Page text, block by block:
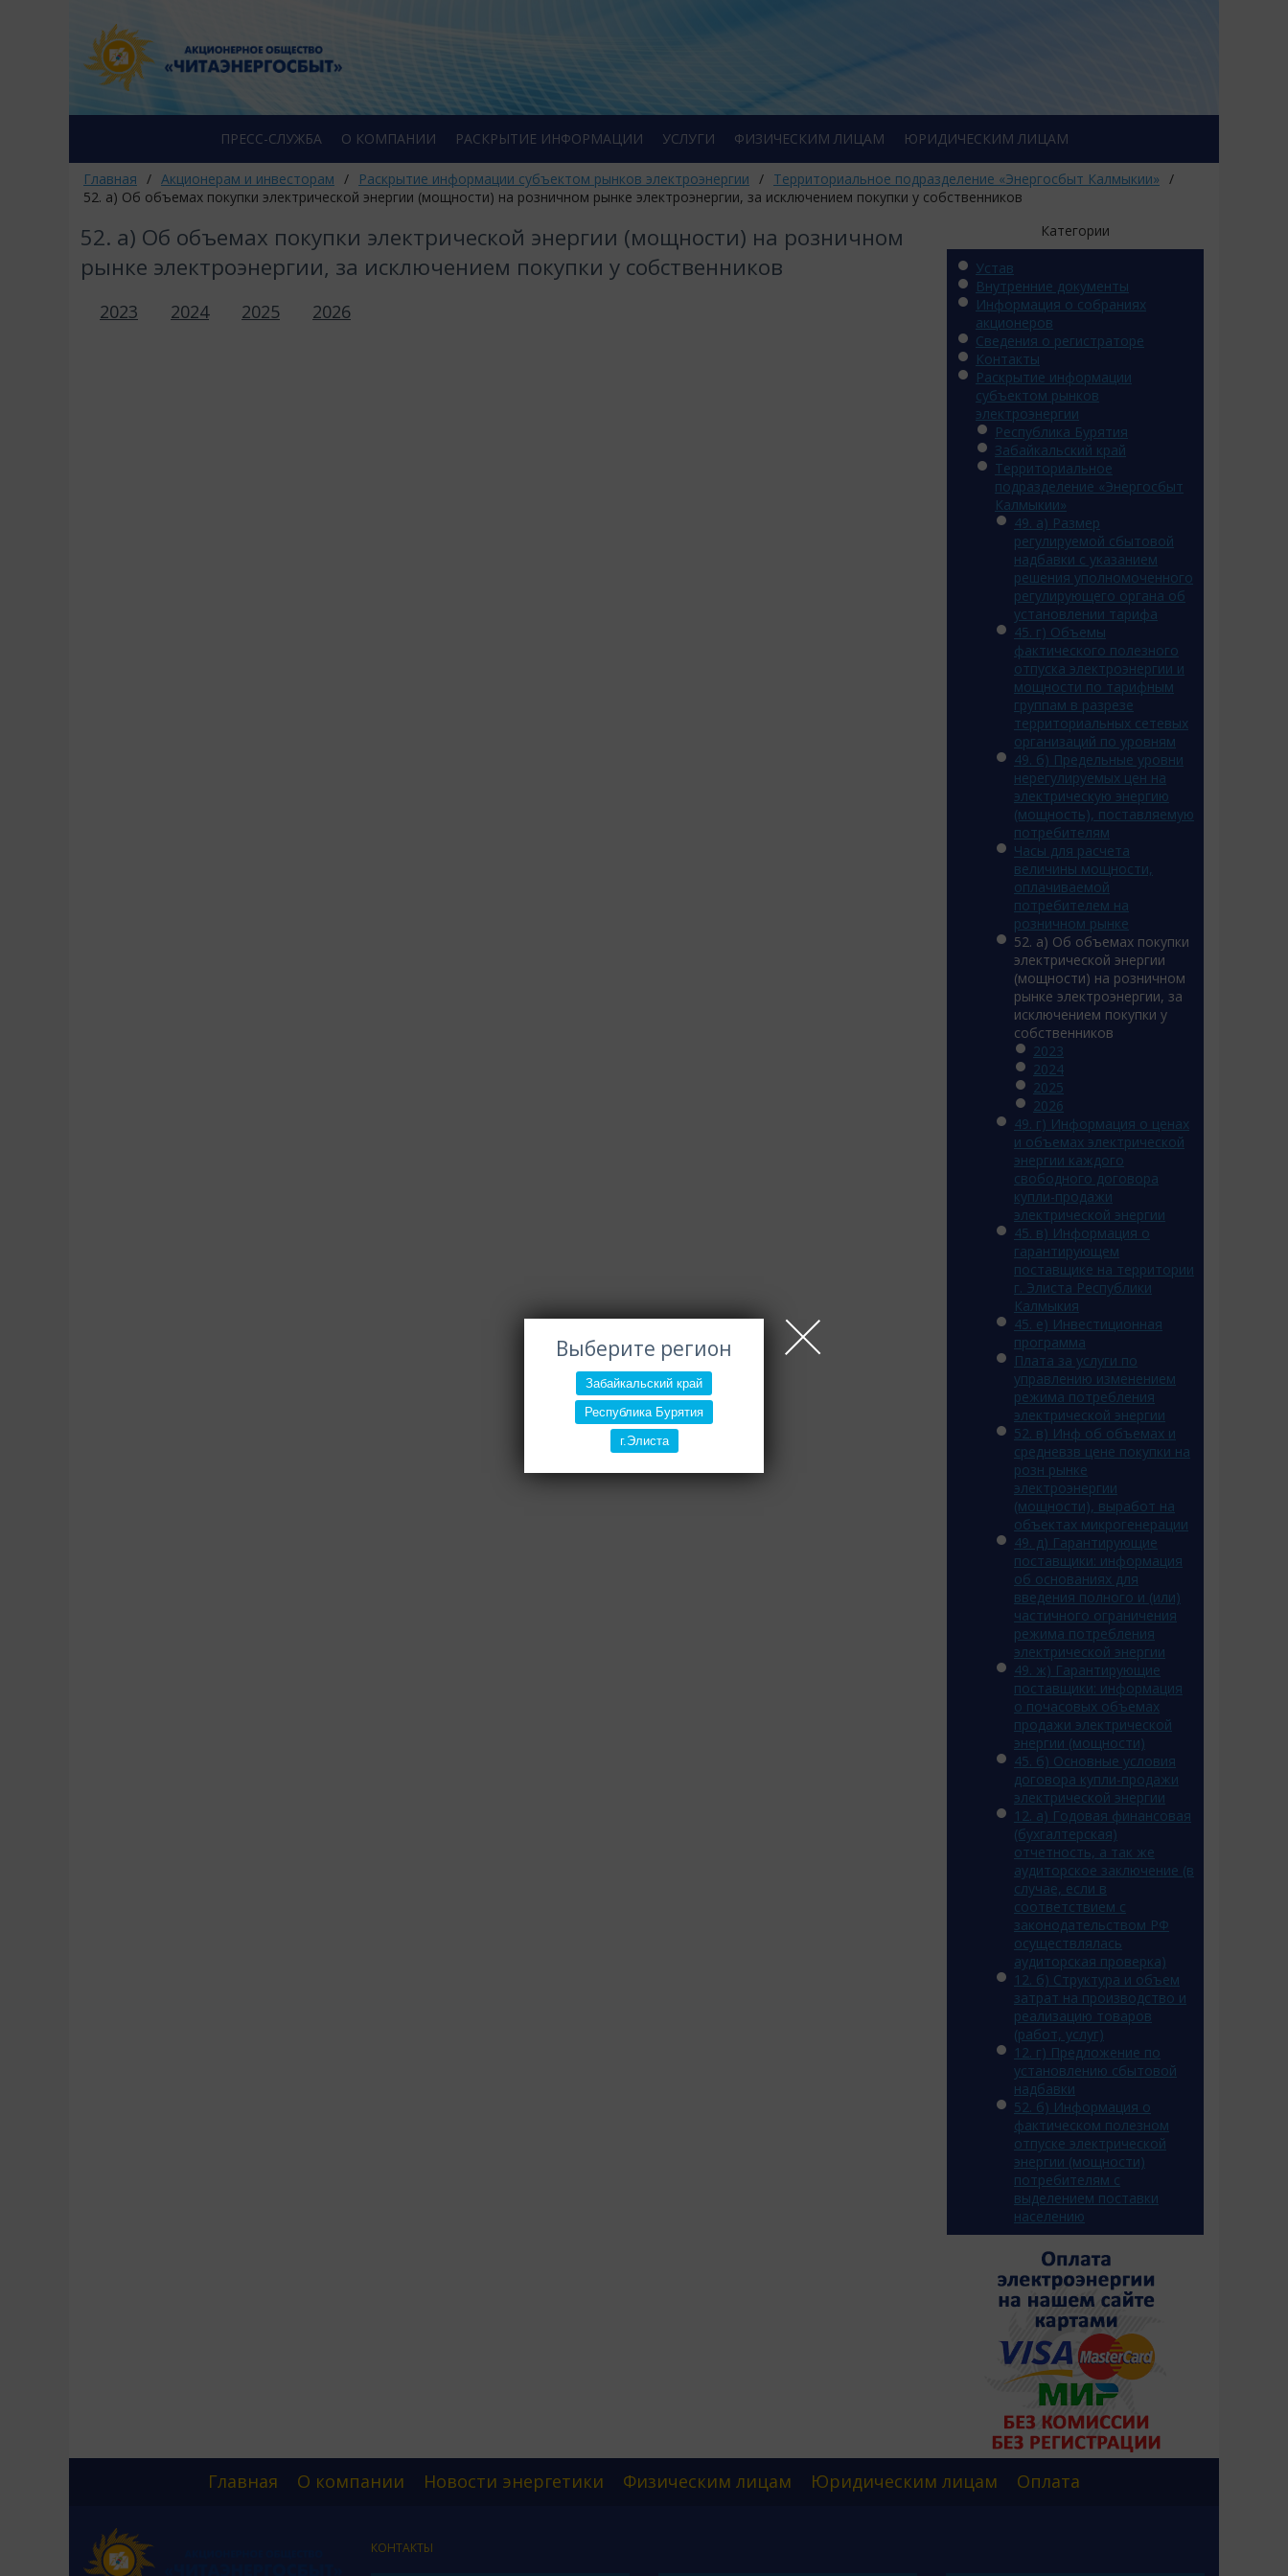
Выберите регион
Забайкальский край
Республика Бурятия
г.Элиста
ПРЕСС-СЛУЖБА О КОМПАНИИ РАСКРЫТИЕ ИНФОРМАЦИИ УСЛУГИ ФИЗИЧЕСКИМ ЛИЦАМ ЮРИДИЧЕСКИМ ЛИЦАМ
Главная / Акционерам и инвесторам / Раскрытие информации субъектом рынков электроэнергии / Территориальное подразделение «Энергосбыт Калмыкии» /
52. а) Об объемах покупки электрической энергии (мощности) на розничном рынке электроэнергии, за исключением покупки у собственников
52. а) Об объемах покупки электрической энергии (мощности) на розничном
рынке электроэнергии, за исключением покупки у собственников
2023 2024 2025 2026
Категории
Устав
Внутренние документы
Информация о собраниях
акционеров
Сведения о регистраторе
Контакты
Раскрытие информации
субъектом рынков
электроэнергии
Республика Бурятия
Забайкальский край
Территориальное
подразделение «Энергосбыт
Калмыкии»
49. а) Размер
регулируемой сбытовой
надбавки с указанием
решения уполномоченного
регулирующего органа об
установлении тарифа
45. г) Объемы
фактического полезного
отпуска электроэнергии и
мощности по тарифным
группам в разрезе
территориальных сетевых
организаций по уровням
49. б) Предельные уровни
нерегулируемых цен на
электрическую энергию
(мощность), поставляемую
потребителям
Часы для расчета
величины мощности,
оплачиваемой
потребителем на
розничном рынке
52. а) Об объемах покупки
электрической энергии
(мощности) на розничном
рынке электроэнергии, за
исключением покупки у
собственников
2023
2024
2025
2026
49. г) Информация о ценах
и объемах электрической
энергии каждого
свободного договора
купли-продажи
электрической энергии
45. в) Информация о
гарантирующем
поставщике на территории
г. Элиста Республики
Калмыкия
45. e) Инвестиционная
программа
Плата за услуги по
управлению изменением
режима потребления
электрической энергии
52. в) Инф об объемах и
средневзв цене покупки на
розн рынке
электроэнергии
(мощности), выработ на
объектах микрогенерации
49. д) Гарантирующие
поставщики: информация
об основаниях для
введения полного и (или)
частичного ограничения
режима потребления
электрической энергии
49. ж) Гарантирующие
поставщики: информация
о почасовых объемах
продажи электрической
энергии (мощности)
45. б) Основные условия
договора купли-продажи
электрической энергии
12. a) Годовая финансовая
(бухгалтерская)
отчетность, а так же
аудиторское заключение (в
случае, если в
соответствием с
законодательством РФ
осуществлялась
аудиторская проверка)
12. б) Структура и объем
затрат на производство и
реализацию товаров
(работ, услуг)
12. г) Предложение по
установлению сбытовой
надбавки
52. б) Информация о
фактическом полезном
отпуске электрической
энергии (мощности)
потребителям с
выделением поставки
населению
Главная О компании Новости энергетики Физическим лицам Юридическим лицам Оплата
КОНТАКТЫ